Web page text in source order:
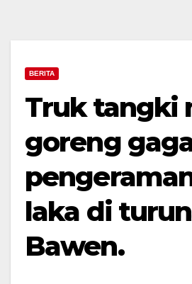
BERITA
Truk tangki
goreng
laka di
Bawen.